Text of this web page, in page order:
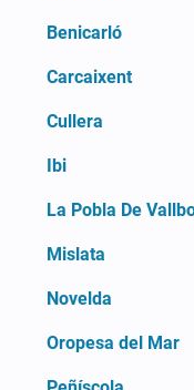
Benicarló
Carcaixent
Cullera
Ibi
La Pobla De
Mislata
Novelda
Oropesa del Mar